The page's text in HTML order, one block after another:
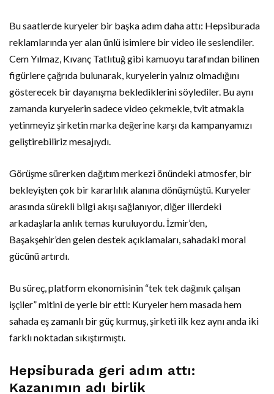
Bu saatlerde kuryeler bir başka adım daha attı: Hepsiburada
reklamlarında yer alan ünlü isimlere bir video ile seslendiler.
Cem Yılmaz, Kıvanç Tatlıtuğ gibi kamuoyu tarafından bilinen
figürlere çağrıda bulunarak, kuryelerin yalnız olmadığını
gösterecek bir dayanışma beklediklerini söylediler. Bu aynı
zamanda kuryelerin sadece video çekmekle, tvit atmakla
yetinmeyiz şirketin marka değerine karşı da kampanyamızı
geliştirebiliriz mesajıydı.
Görüşme sürerken dağıtım merkezi önündeki atmosfer, bir
bekleyişten çok bir kararlılık alanına dönüşmüştü. Kuryeler
arasında sürekli bilgi akışı sağlanıyor, diğer illerdeki
arkadaşlarla anlık temas kuruluyordu. İzmir’den,
Başakşehir’den gelen destek açıklamaları, sahadaki moral
gücünü artırdı.
Bu süreç, platform ekonomisinin “tek tek dağınık çalışan
işçiler” mitini de yerle bir etti: Kuryeler hem masada hem
sahada eş zamanlı bir güç kurmuş, şirketi ilk kez aynı anda iki
farklı noktadan sıkıştırmıştı.
Hepsiburada geri adım attı:
Kazanımın adı birlik